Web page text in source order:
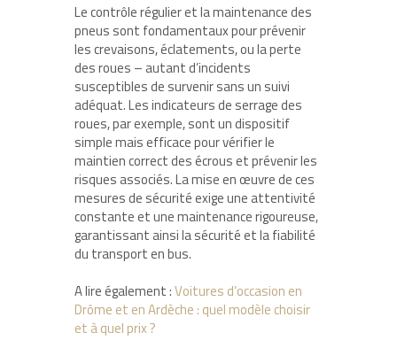
Le contrôle régulier et la maintenance des
pneus sont fondamentaux pour prévenir
les crevaisons, éclatements, ou la perte
des roues – autant d’incidents
susceptibles de survenir sans un suivi
adéquat. Les indicateurs de serrage des
roues, par exemple, sont un dispositif
simple mais efficace pour vérifier le
maintien correct des écrous et prévenir les
risques associés. La mise en œuvre de ces
mesures de sécurité exige une attentivité
constante et une maintenance rigoureuse,
garantissant ainsi la sécurité et la fiabilité
du transport en bus.
A lire également :Voitures d’occasion en
Drôme et en Ardèche : quel modèle choisir
et à quel prix ?